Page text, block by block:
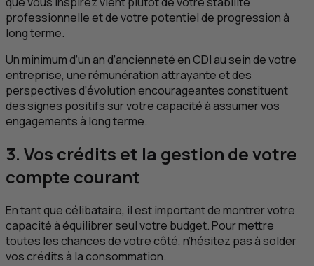
professionnelle et de votre potentiel de progression à
long terme.
Un minimum d’un an d’ancienneté enCDIau sein de votre
entreprise, une rémunération attrayante et des
perspectives d’évolution encourageantes constituent
des signes positifs sur votre capacité à assumer vos
engagements à long terme.
3. Vos crédits et la gestion de votre
compte courant
En tant que célibataire, il est important de montrer votre
capacité à équilibrer seul votre budget. Pour mettre
toutes les chances de votre côté, n’hésitez pas à solder
vos crédits à la consommation.